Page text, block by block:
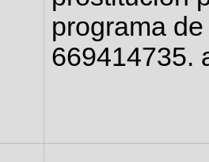
programa
669414735.